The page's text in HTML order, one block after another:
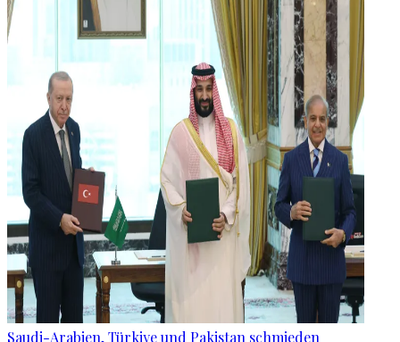
Saudi-Arabien, Türkiye und Pakistan schmieden